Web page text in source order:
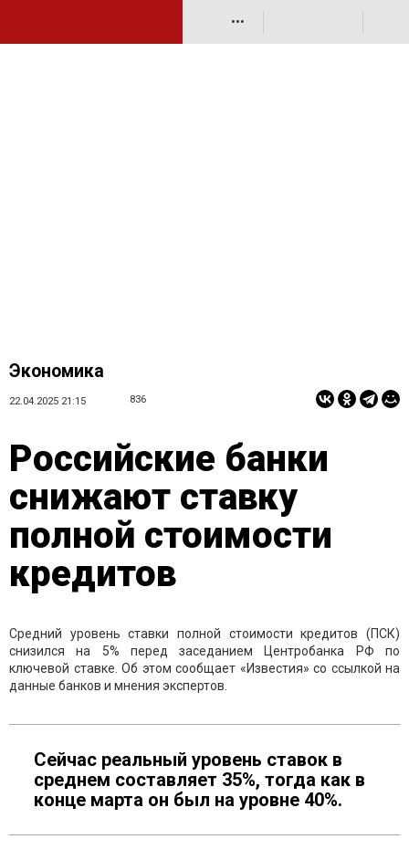
•••
Экономика
22.04.2025 21:15 836
Российские банки
снижают ставку
полной стоимости
кредитов
Средний уровень ставки полной стоимости кредитов (ПСК)
снизился на 5% перед заседанием Центробанка РФ по
ключевой ставке. Об этом сообщает «Известия» со ссылкой на
данные банков и мнения экспертов.
Сейчас реальный уровень ставок в
среднем составляет 35%, тогда как в
конце марта он был на уровне 40%.